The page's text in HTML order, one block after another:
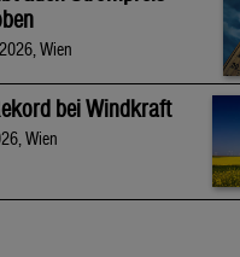
Wien
bei Windkraft
Wien